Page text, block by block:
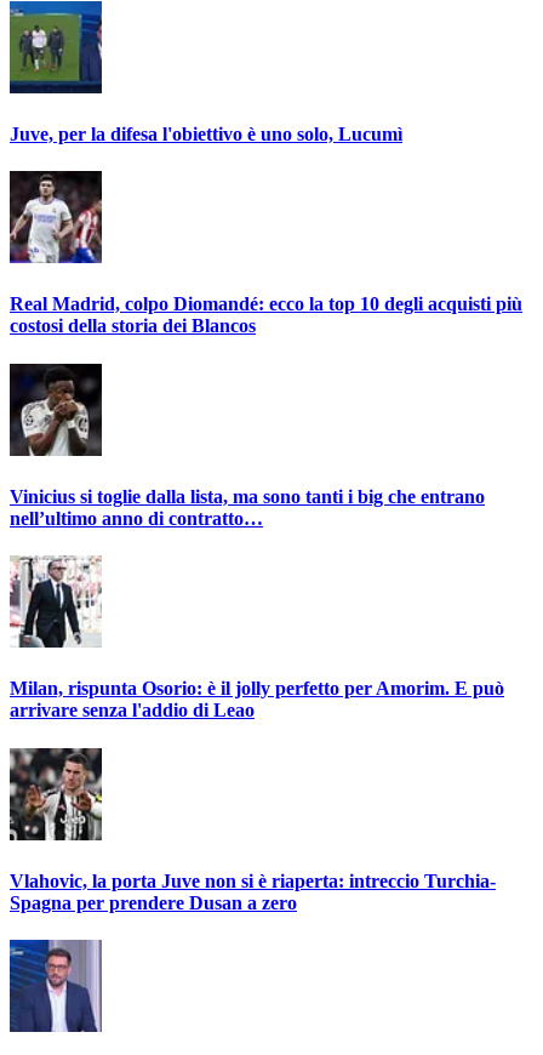
Juve, per la difesa l'obiettivo è uno solo, Lucumì
Real Madrid, colpo Diomandé: ecco la top 10 degli acquisti più
costosi della storia dei Blancos
Vinicius si toglie dalla lista, ma sono tanti i big che entrano
nell’ultimo anno di contratto…
Milan, rispunta Osorio: è il jolly perfetto per Amorim. E può
arrivare senza l'addio di Leao
Vlahovic, la porta Juve non si è riaperta: intreccio Turchia-
Spagna per prendere Dusan a zero